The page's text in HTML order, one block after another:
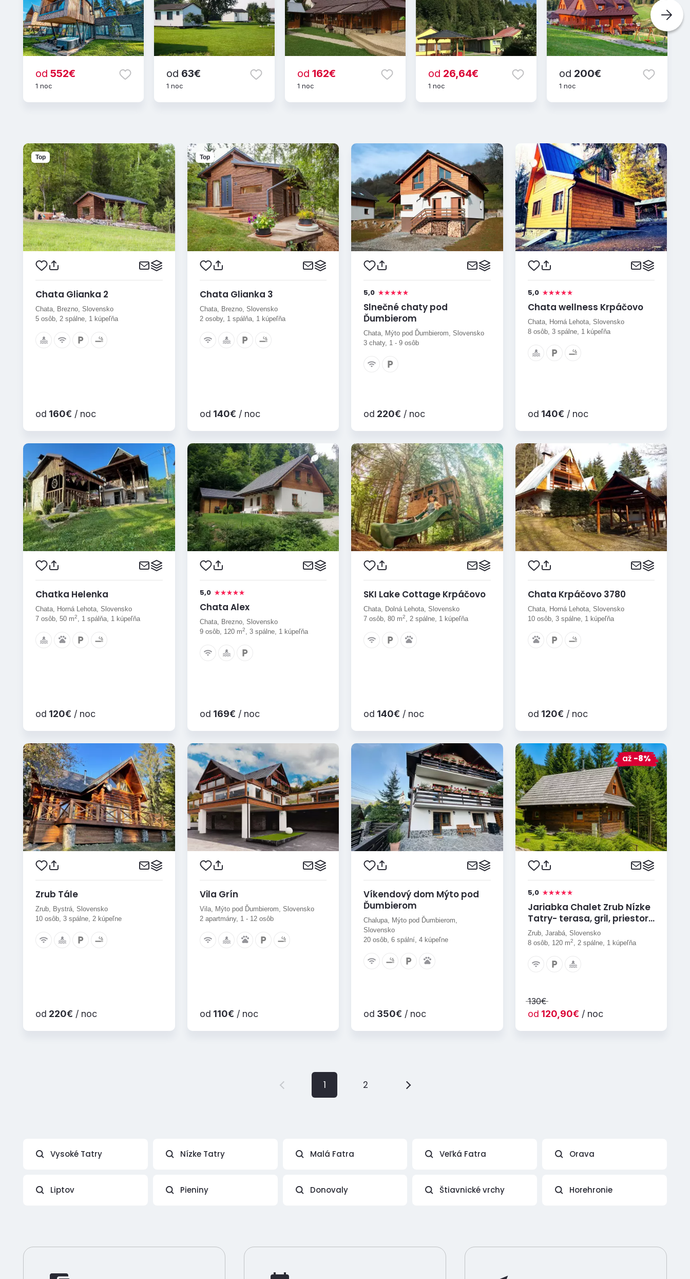
od 552€
1 noc
od 63€
1 noc
od 162€
1 noc
od 26,64€
1 noc
od 200€
1 noc
Chata Glianka 2
Chata, Brezno, Slovensko
5 osôb, 2 spálne, 1 kúpeľňa
od 160€ / noc
Top
Chata Glianka 3
Chata, Brezno, Slovensko
2 osoby, 1 spálňa, 1 kúpeľňa
od 140€ / noc
Top
5,0
Slnečné chaty pod
Ďumbierom
Chata, Mýto pod Ďumbierom, Slovensko
3 chaty, 1 - 9 osôb
od 220€ / noc
5,0
Chata wellness Krpáčovo
Chata, Horná Lehota, Slovensko
8 osôb, 3 spálne, 1 kúpeľňa
od 140€ / noc
Chatka Helenka
Chata, Horná Lehota, Slovensko
7 osôb, 50 m2, 1 spálňa, 1 kúpeľňa
od 120€ / noc
5,0
Chata Alex
Chata, Brezno, Slovensko
9 osôb, 120 m2, 3 spálne, 1 kúpeľňa
od 169€ / noc
SKI Lake Cottage Krpáčovo
Chata, Dolná Lehota, Slovensko
7 osôb, 80 m2, 2 spálne, 1 kúpeľňa
od 140€ / noc
Chata Krpáčovo 3780
Chata, Horná Lehota, Slovensko
10 osôb, 3 spálne, 1 kúpeľňa
od 120€ / noc
Zrub Tále
Zrub, Bystrá, Slovensko
10 osôb, 3 spálne, 2 kúpeľne
od 220€ / noc
Vila Grín
Vila, Mýto pod Ďumbierom, Slovensko
2 apartmány, 1 - 12 osôb
od 110€ / noc
Víkendový dom Mýto pod
Ďumbierom
Chalupa, Mýto pod Ďumbierom,
Slovensko
20 osôb, 6 spální, 4 kúpeľne
od 350€ / noc
5,0
Jariabka Chalet Zrub Nízke
Tatry- terasa, gril, priestor
na hry, zeleny les Vás
naplnia energiou
Zrub, Jarabá, Slovensko
8 osôb, 120 m2, 2 spálne, 1 kúpeľňa
130€
od 120,90€ / noc
až -8%
1 2
Vysoké Tatry Nízke Tatry Malá Fatra Veľká Fatra Orava
Liptov Pieniny Donovaly Štiavnické vrchy Horehronie